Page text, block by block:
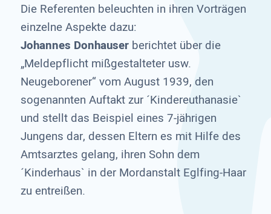
Die Referenten beleuchten in ihren Vorträgen
einzelne Aspekte dazu:
Johannes Donhauserberichtet über die
„Meldepflicht mißgestalteter usw.
Neugeborener“ vom August 1939, den
sogenannten Auftakt zur ´Kindereuthanasie`
und stellt das Beispiel eines 7-jährigen
Jungens dar, dessen Eltern es mit Hilfe des
Amtsarztes gelang, ihren Sohn dem
´Kinderhaus` in der Mordanstalt Eglfing-Haar
zu entreißen.